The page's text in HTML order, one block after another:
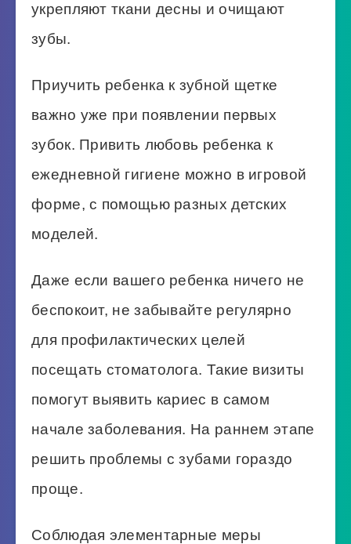
укрепляют ткани десны и очищают
зубы.
Приучить ребенка к зубной щетке
важно уже при появлении первых
зубок. Привить любовь ребенка к
ежедневной гигиене можно в игровой
форме, с помощью разных детских
моделей.
Даже если вашего ребенка ничего не
беспокоит, не забывайте регулярно
для профилактических целей
посещать стоматолога. Такие визиты
помогут выявить кариес в самом
начале заболевания. На раннем этапе
решить проблемы с зубами гораздо
проще.
Соблюдая элементарные меры